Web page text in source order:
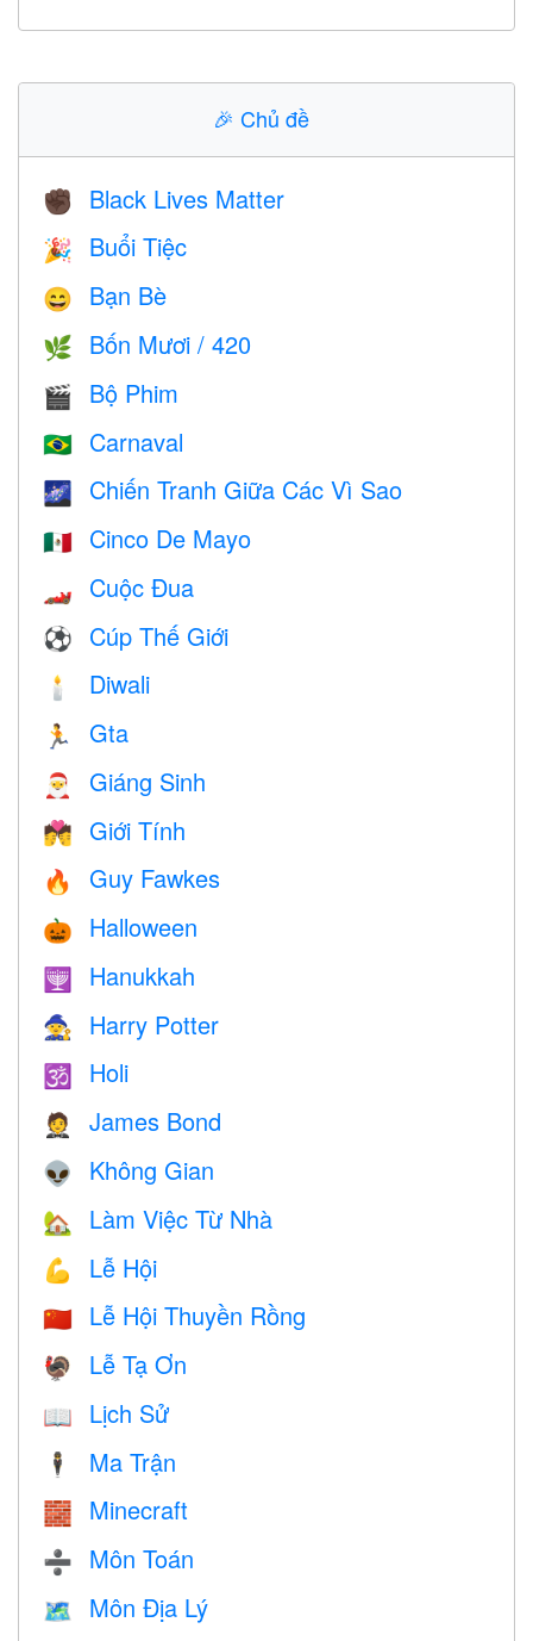
🎉 Chủ đề
✊🏿 Black Lives Matter
🎉 Buổi Tiệc
😄 Bạn Bè
🌿 Bốn Mươi / 420
🎬 Bộ Phim
🇧🇷 Carnaval
🌌 Chiến Tranh Giữa Các Vì Sao
🇲🇽 Cinco De Mayo
🏎 Cuộc Đua
⚽ Cúp Thế Giới
🕯 Diwali
🏃 Gta
🎅 Giáng Sinh
💏 Giới Tính
🔥 Guy Fawkes
🎃 Halloween
🕎 Hanukkah
🧙 Harry Potter
🕉 Holi
🤵 James Bond
👽 Không Gian
🏡 Làm Việc Từ Nhà
💪 Lễ Hội
🇨🇳 Lễ Hội Thuyền Rồng
🦃 Lễ Tạ Ơn
📖 Lịch Sử
🕴️ Ma Trận
🧱 Minecraft
➗ Môn Toán
🗺
Môn Địa Lý